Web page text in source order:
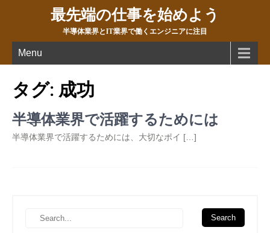
最先端の仕事を始めよう
半導体業界とIT業界で働くエンジニアに注目
Menu
タグ: 成功
半導体業界で活躍するためには
半導体業界で活躍するためには、大切なポイ […]